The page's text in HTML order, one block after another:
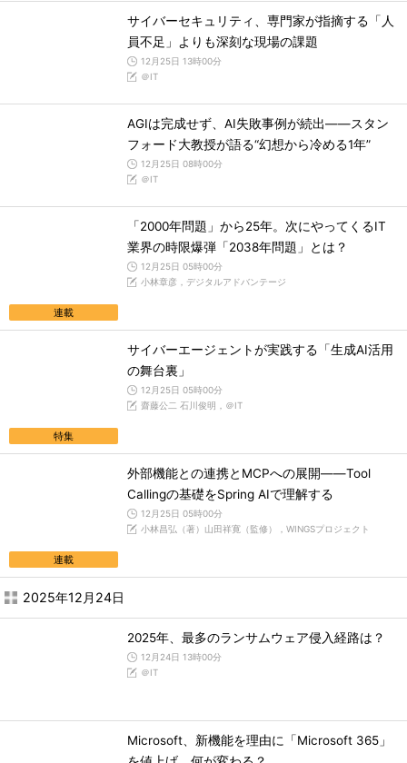
サイバーセキュリティ、専門家が指摘する「人
員不足」よりも深刻な現場の課題
12月25日 13時00分
＠IT
AGIは完成せず、AI失敗事例が続出――スタン
フォード大教授が語る“幻想から冷める1年”
12月25日 08時00分
＠IT
連載
「2000年問題」から25年。次にやってくるIT
業界の時限爆弾「2038年問題」とは？
12月25日 05時00分
小林章彦，デジタルアドバンテージ
特集
サイバーエージェントが実践する「生成AI活用
の舞台裏」
12月25日 05時00分
齋藤公二 石川俊明，＠IT
連載
外部機能との連携とMCPへの展開――Tool
Callingの基礎をSpring AIで理解する
12月25日 05時00分
小林昌弘（著）山田祥寛（監修），WINGSプロジェクト
2025年12月24日
2025年、最多のランサムウェア侵入経路は？
12月24日 13時00分
＠IT
Microsoft、新機能を理由に「Microsoft 365」